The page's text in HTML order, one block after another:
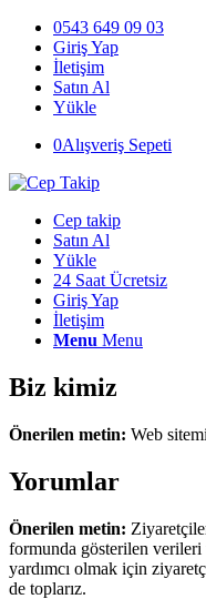
0543 649 09 03
Giriş Yap
İletişim
Satın Al
Yükle
0Alışveriş Sepeti
Cep takip
Satın Al
Yükle
24 Saat Ücretsiz
Giriş Yap
İletişim
Menu Menu
Biz kimiz
Önerilen metin: Web
Yorumlar
Önerilen metin:
formunda gösterilen verileri
yardımcı olmak için
de toplarız.